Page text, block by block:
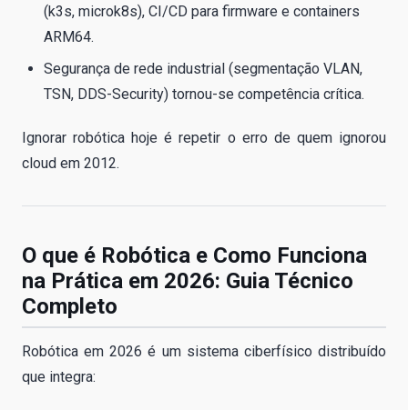
(k3s, microk8s), CI/CD para firmware e containers
ARM64.
Segurança de rede industrial (segmentação VLAN,
TSN, DDS-Security) tornou-se competência crítica.
Ignorar robótica hoje é repetir o erro de quem ignorou
cloud em 2012.
O que é Robótica e Como Funciona
na Prática em 2026: Guia Técnico
Completo
Robótica em 2026 é um sistema ciberfísico distribuído
que integra: